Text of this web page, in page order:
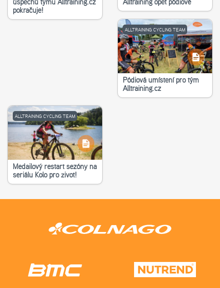
pokračuje!
ALLTRAINING CYCLING TEAM
Pódiová umístění pro tým
Alltraining.cz
ALLTRAINING CYCLING TEAM
Medailový restart sezóny na
seriálu Kolo pro život!